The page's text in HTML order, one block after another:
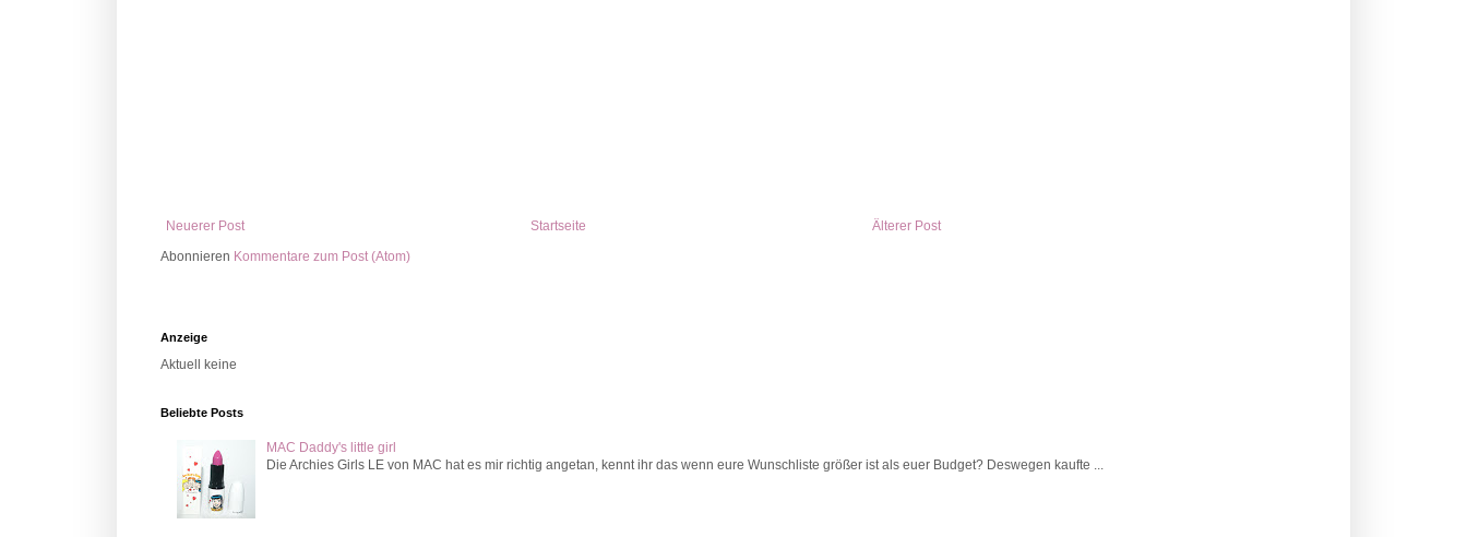
Neuerer Post Älterer Post
Startseite
Abonnieren Kommentare zum Post (Atom)
Anzeige
Aktuell keine
Beliebte Posts
MAC Daddy's little girl
Die Archies Girls LE von MAC hat es mir richtig angetan, kennt ihr das wenn eure Wunschliste größer ist als euer Budget? Deswegen kaufte ...